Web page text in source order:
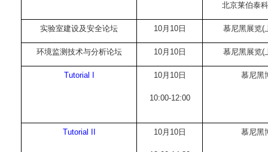
北京莱伯泰
实验室建设及安全论坛 10月 10日 慕尼黑展览(
环境监测技术与分析论坛 10月 10日 慕尼黑展览(
Tutorial I 10月 10日
10:00-12:00
慕尼黑
Tutorial II 10月 10日 慕尼黑